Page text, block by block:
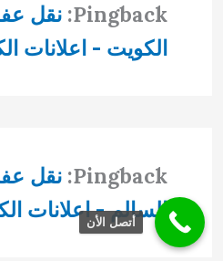
Pingback: نقل
الكويت - اعلانات
Pingback: نقل
السالم - اعلانات
أتصل الأن